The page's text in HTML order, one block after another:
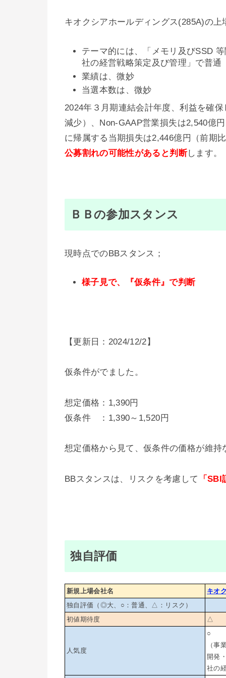
キオクシアホールディングス(285A)の
テーマ的には、「メモリ及びSSD
社の経営戦略策定及び管理」で普通
業績は、微妙
当選本数は、微妙
2024年３月期連結会計年度、利益を確
減少）、Non-GAAP営業損失は2,540億
に帰属する当期損失は2,446億円（前期
公募割れの可能性があると判断します。
ＢＢの参加スタンス
現時点でのBBスタンス；
様子見で、『仮条件』で判断
【更新日：2024/12/2】
仮条件がでました。
想定価格：1,390円
仮条件 ：1,390～1,520円
想定価格から見て、仮条件の価格が維持
BBスタンスは、リスクを考慮して 「
独自評価
新規上場会社名
キオ
独自評価（◎大、○：普通、△：リスク）
初値期待度
△
人気度
○
（事
開発
社の